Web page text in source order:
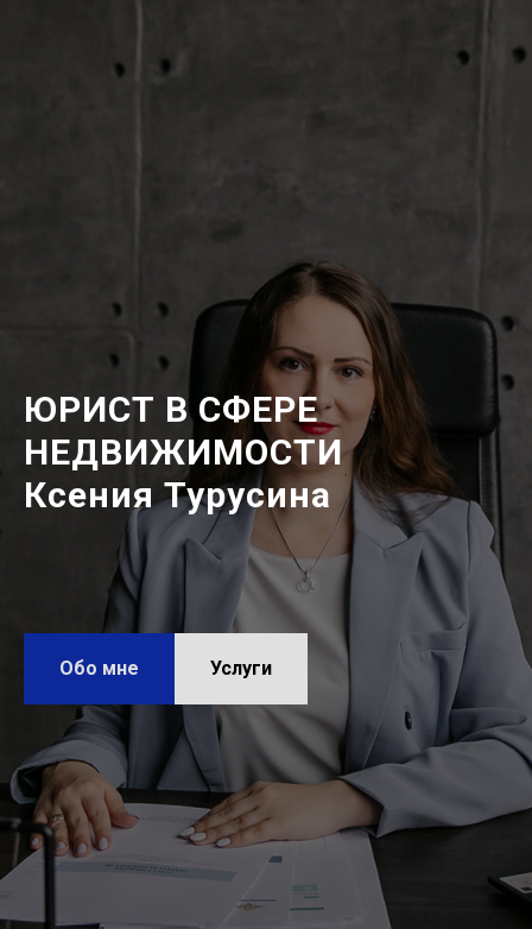
ЮРИСТ В СФЕРЕ
НЕДВИЖИМОСТИ
Ксения Турусина
Обо мне Услуги